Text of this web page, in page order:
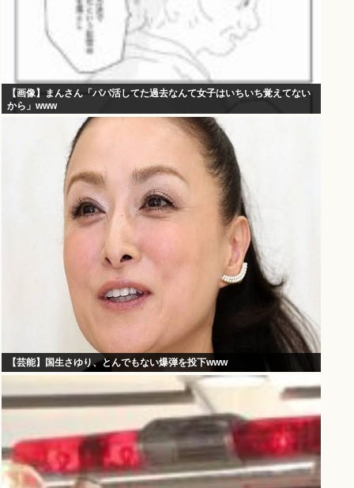
【画像】まんさん「パパ活してた過去なんて女子はいちいち覚えてない
から」www
【芸能】国生さゆり、とんでもない爆弾を投下www